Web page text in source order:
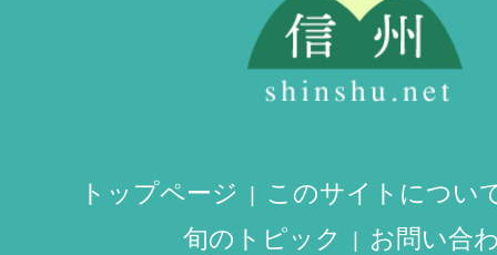
トップページ
このサイトについ
旬のトピック
お問い合